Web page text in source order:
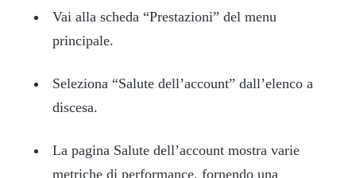
Vai alla scheda “Prestazioni” del menu
principale.
Seleziona “Salute dell’account” dall’elenco a
discesa.
La pagina Salute dell’account mostra varie
metriche di performance, fornendo una